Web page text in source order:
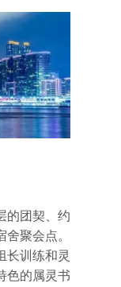
的团契、约
聚会点。
长训练和灵
色的属灵书